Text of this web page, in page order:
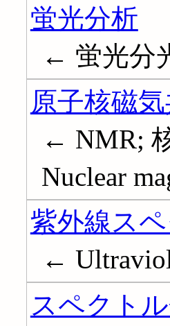
蛍光分析
← 蛍光分
原子核磁
← NMR;
Nuclear
紫外線ス
←
スペクト